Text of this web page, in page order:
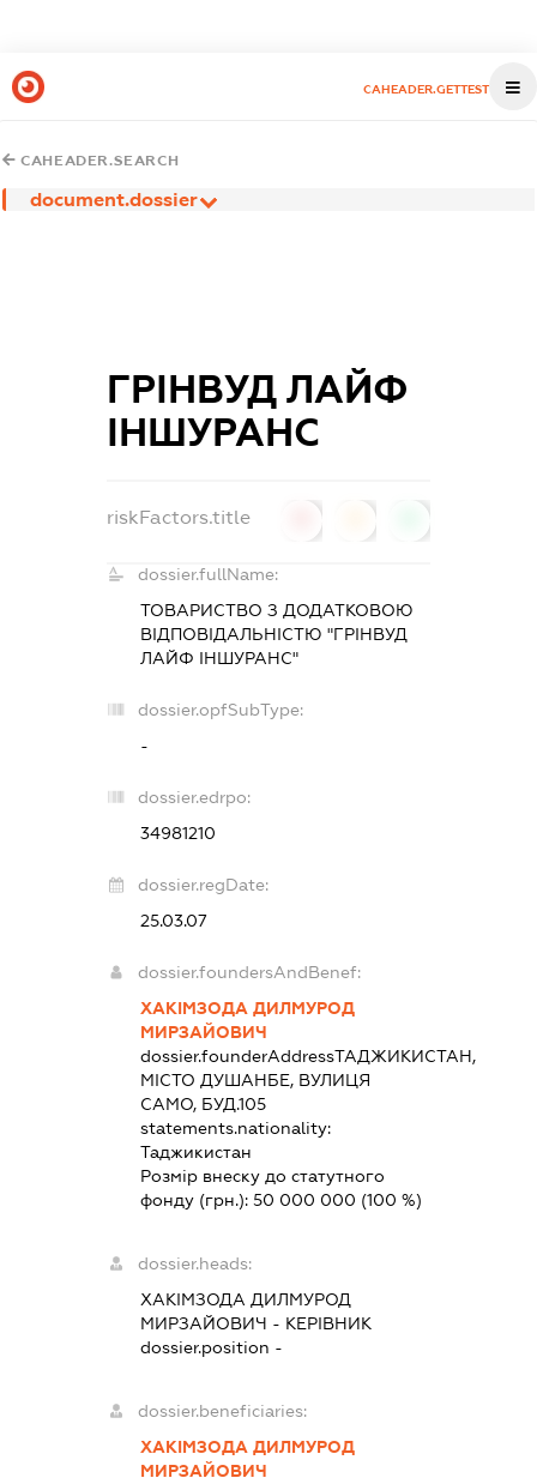
CAHEADER.GETTEST
CAHEADER.SEARCH
document.dossier
ГРІНВУД ЛАЙФ
ІНШУРАНС
riskFactors.title
dossier.fullName:
ТОВАРИСТВО З ДОДАТКОВОЮ
ВІДПОВІДАЛЬНІСТЮ "ГРІНВУД
ЛАЙФ ІНШУРАНС"
dossier.opfSubType:
-
dossier.edrpo:
34981210
dossier.regDate:
25.03.07
dossier.foundersAndBenef:
ХАКІМЗОДА ДИЛМУРОД
МИРЗАЙОВИЧ
dossier.founderAddressТАДЖИКИСТАН,
МІСТО ДУШАНБЕ, ВУЛИЦЯ
САМО, БУД.105
statements.nationality:
Таджикистан
Розмір внеску до статутного
фонду (грн.):50 000 000 (100 %)
dossier.heads:
ХАКІМЗОДА ДИЛМУРОД
МИРЗАЙОВИЧ - КЕРІВНИК
dossier.position -
dossier.beneficiaries:
ХАКІМЗОДА ДИЛМУРОД
МИРЗАЙОВИЧ